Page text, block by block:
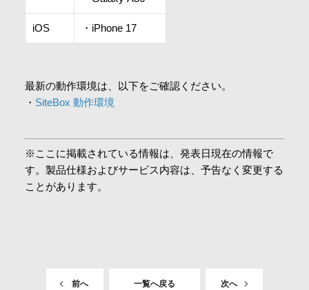
資料請求
サイト内検索
マイページ
iOS ・iPhone 17
最新の動作環境は、以下をご確認ください。
・ SiteBox 動作環境
※ここに掲載されている情報は、発表日現在の情報で
す。製品仕様およびサービス内容は、予告なく変更する
ことがあります。
前へ 一覧へ戻る 次へ